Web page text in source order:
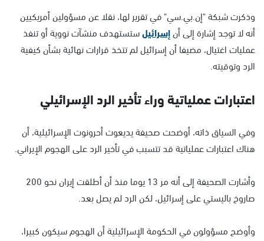
وذكرت شبكة "إن.بي.سي" في تقرير لها، نقلا عن مسؤولين أمريكيين
أنه لا توجد إشارة إلى أنإسرائيلستستهدف منشآت نووية أو تنفذ
عمليات اغتيال، مضيفا أن إسرائيل لم تتخذ قرارات نهائية بشأن كيفية
الرد وتوقيته.
اعتبارات عملياتية وراء تأخير الرد الإسرائيلي
وفي السياق ذاته، أوضحت صحيفة يديعوت أحرونوت الإسرائيلية، أن
هناك اعتبارات عملياتية قد تتسبب في تأخير الرد على الهجوم الإيراني.
وأشارت الصحيفة إلى أنه مر 13 يوما منذ أن أطلقت إيران نحو 200
صاروخ باليستي على إسرائيل، لكن الرد لم يصل بعد.
وأوضح مسؤولون في الحكومة الإسرائيلية أن الهجوم سيكون كبيرا،